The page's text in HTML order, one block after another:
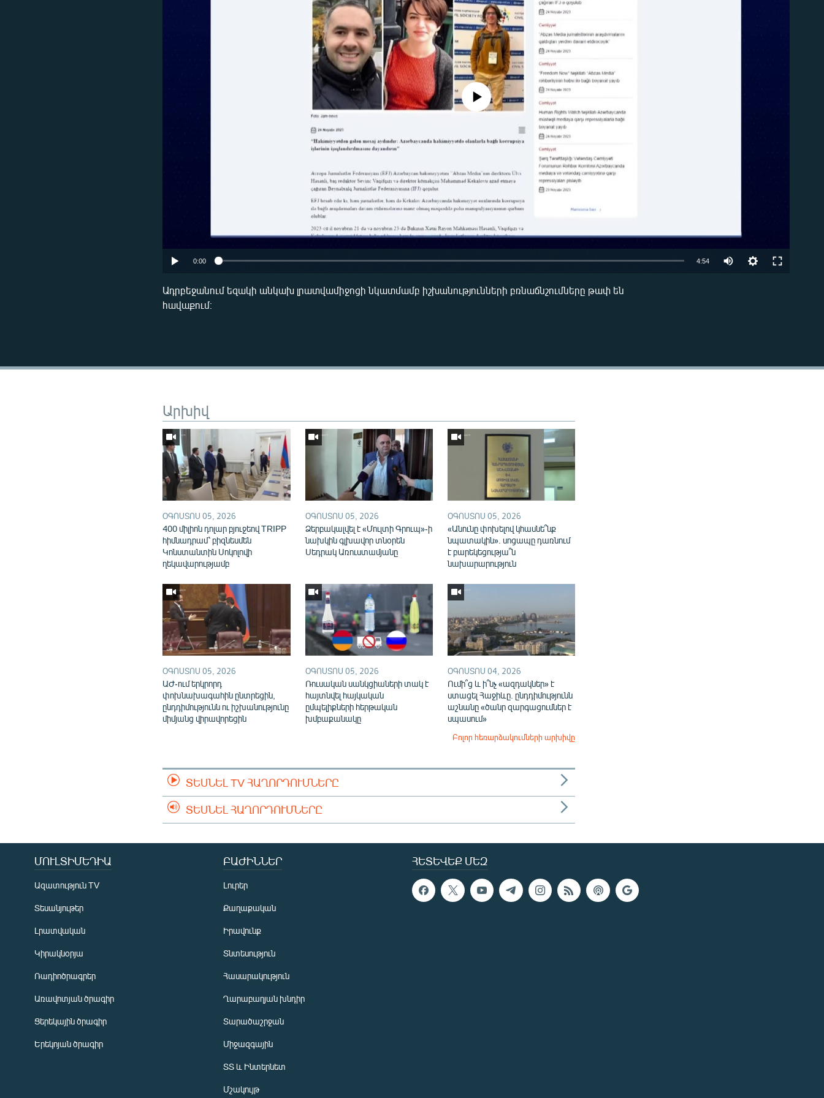
240p 360p
1080p
No media source currently available
0:00 4:54
1080p
Ադրբեջանում եզակի անկախ լրատվամիջոցի նկատմամբ իշխանությունների բռնաճնշումները թափ են
հավաքում։
Արխիվ
ՕԳՈՍՏՈՍ 05, 2026
400 միլիոն դոլար բյուջեով TRIPP
հիմնադրամ՝ բիզնեսմեն
Կոնստանտին Սոկոլովի
ղեկավարությամբ
ՕԳՈՍՏՈՍ 05, 2026
Ձերբակալվել է «Մուլտի Գրուպ»-ի
նախկին գլխավոր տնօրեն
Սեդրակ Առուստամյանը
ՕԳՈՍՏՈՍ 05, 2026
«Անունը փոխելով կհասնե՞նք
նպատակին». սոցապը դառնում
է բարեկեցությա՞ն
նախարարություն
ՕԳՈՍՏՈՍ 05, 2026
ԱԺ-ում երկրորդ
փոխնախագահին ընտրեցին,
ընդդիմությունն ու իշխանությունը
միմյանց վիրավորեցին
ՕԳՈՍՏՈՍ 05, 2026
Ռուսական սանկցիաների տակ է
հայտնվել հայկական
ըմպելիքների հերթական
խմբաքանակը
ՕԳՈՍՏՈՍ 04, 2026
Ումի՞ց և ի՞նչ «ազդակներ» է
ստացել Հաջիևը. ընդդիմությունն
աշնանը «ծանր զարգացումներ է
սպասում»
Բոլոր հեռարձակումների արխիվը
ՏԵՍՆԵԼ TV ՀԱՂՈՐԴՈՒՄՆԵՐԸ
ՏԵՍՆԵԼ ՀԱՂՈՐԴՈՒՄՆԵՐԸ
ՀԵՏԵՎԵՔ ՄԵԶ
ՄՈՒԼՏԻՄԵԴԻԱ
Ազատություն TV
Տեսանյութեր
Լրատվական
Կիրակնօրյա
Ռադիոծրագրեր
Առավոտյան ծրագիր
Ցերեկային ծրագիր
Երեկոյան ծրագիր
ԲԱԺԻՆՆԵՐ
Լուրեր
Քաղաքական
Իրավունք
Տնտեսություն
Հասարակություն
Ղարաբաղյան խնդիր
Տարածաշրջան
Միջազգային
ՏՏ և Ինտերնետ
Մշակույթ